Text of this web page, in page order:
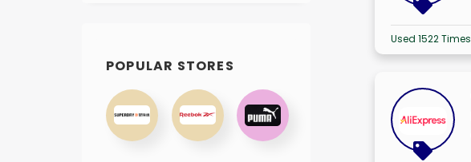
Used 1522 Times
POPULAR STORES